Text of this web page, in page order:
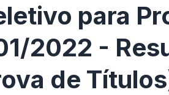
para
2022 -
de